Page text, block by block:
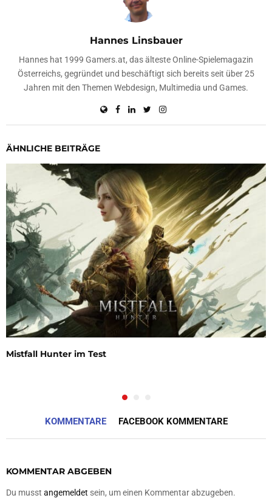
Hannes Linsbauer
Hannes hat 1999 Gamers.at, das älteste Online-Spielemagazin
Österreichs, gegründet und beschäftigt sich bereits seit über 25
Jahren mit den Themen Webdesign, Multimedia und Games.
ÄHNLICHE BEITRÄGE
Mistfall Hunter im Test
KOMMENTARE FACEBOOK KOMMENTARE
KOMMENTAR ABGEBEN
Du musst angemeldet sein, um einen Kommentar abzugeben.